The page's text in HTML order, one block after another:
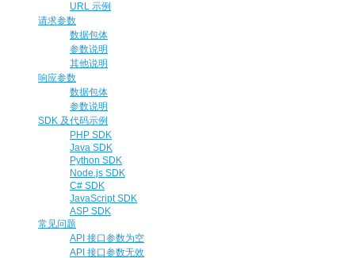
URL 示例
请求参数
数据包体
参数说明
其他说明
响应参数
数据包体
参数说明
SDK 及代码示例
PHP SDK
Java SDK
Python SDK
Node.js SDK
C# SDK
JavaScript SDK
ASP SDK
常见问题
API 接口参数为空
API 接口参数无效